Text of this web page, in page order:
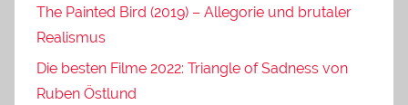
The Painted Bird (2019) – Allegorie und brutaler
Realismus
Die besten Filme 2022: Triangle of Sadness von
Ruben Östlund